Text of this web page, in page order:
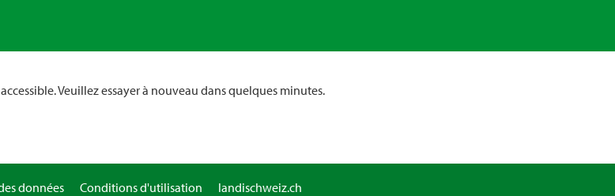
Veuillez essayer à nouveau dans quelques minutes.
données Conditions d'utilisation
landischweiz.ch